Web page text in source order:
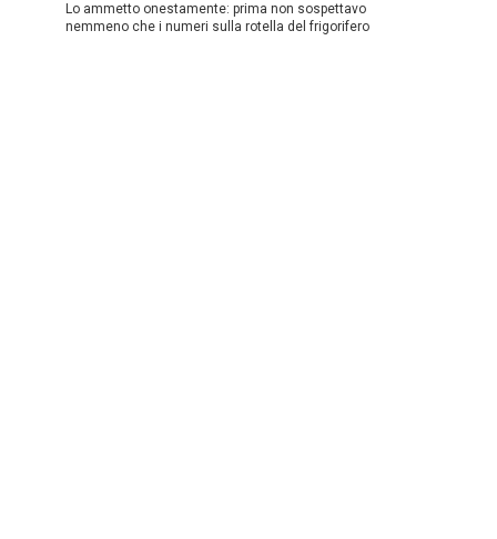
Lo ammetto onestamente: prima non sospettavo
nemmeno che i numeri sulla rotella del frigorifero